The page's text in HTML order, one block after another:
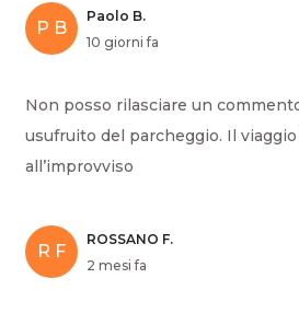
P B
Paolo B.
10 giorni fa
Non posso rilasciare un
usufruito del parcheggio. Il
all’improvviso
R F
ROSSANO F.
2 mesi fa